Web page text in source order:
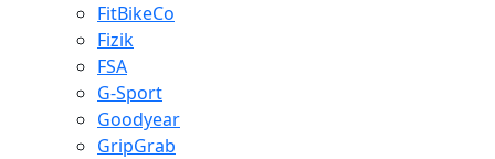
FitBikeCo
Fizik
FSA
G-Sport
Goodyear
GripGrab